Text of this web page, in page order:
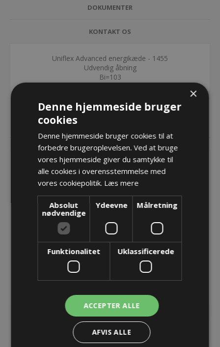
DOKUMENTER
KONTAKT OS
Uniflex Advanced energikæde - 1455
Udvendig åbning
Bi=103
RELATEREDE PRODUKTER
Endebeslag - UA1455 -
103 - FIXABLE POINT
34,03 kr.
Lager: 35 på lager
Endebeslag - UA1455 -
103 - MOVABLE POINT
34,03 kr.
Lager: 36 på lager
×
Denne hjemmeside bruger
cookies
Denne hjemmeside bruger cookies til at
forbedre brugeroplevelsen. Ved at bruge
vores hjemmeside giver du samtykke til
alle cookies i overensstemmelse med
vores cookiepolitik. Læs mere
Absolut
nødvendige
Ydeevne Målretning
Funktionalitet Uklassificerede
ACCEPTER ALLE
AFVIS ALLE